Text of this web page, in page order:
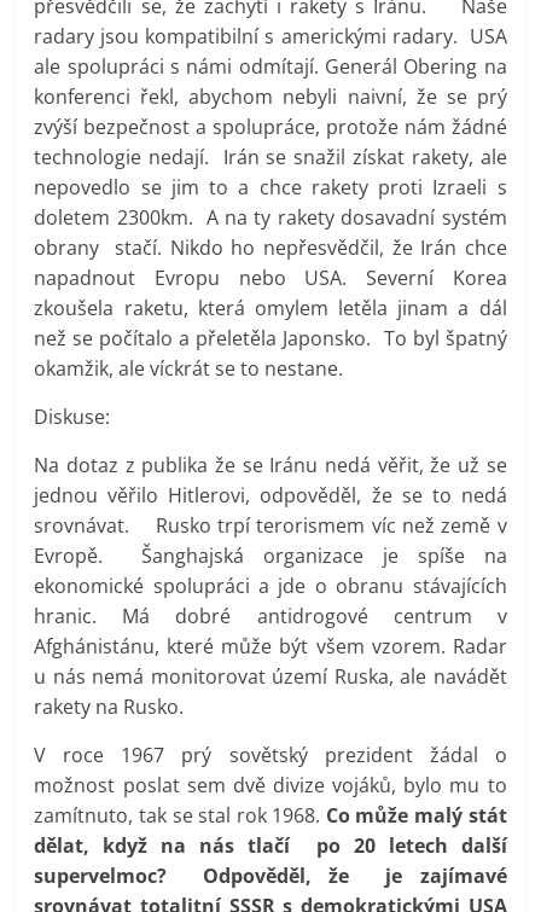
přesvědčili se, že zachytí i rakety s Iránu. Naše
radary jsou kompatibilní s americkými radary. USA
ale spolupráci s námi odmítají. Generál Obering na
konferenci řekl, abychom nebyli naivní, že se prý
zvýší bezpečnost a spolupráce, protože nám žádné
technologie nedají. Irán se snažil získat rakety, ale
nepovedlo se jim to a chce rakety proti Izraeli s
doletem 2300km. A na ty rakety dosavadní systém
obrany stačí. Nikdo ho nepřesvědčil, že Irán chce
napadnout Evropu nebo USA. Severní Korea
zkoušela raketu, která omylem letěla jinam a dál
než se počítalo a přeletěla Japonsko. To byl špatný
okamžik, ale víckrát se to nestane.
Diskuse:
Na dotaz z publika že se Iránu nedá věřit, že už se
jednou věřilo Hitlerovi, odpověděl, že se to nedá
srovnávat. Rusko trpí terorismem víc než země v
Evropě. Šanghajská organizace je spíše na
ekonomické spolupráci a jde o obranu stávajících
hranic. Má dobré antidrogové centrum v
Afghánistánu, které může být všem vzorem. Radar
u nás nemá monitorovat území Ruska, ale navádět
rakety na Rusko.
V roce 1967 prý sovětský prezident žádal o
možnost poslat sem dvě divize vojáků, bylo mu to
zamítnuto, tak se stal rok 1968. Co může malý stát
dělat, když na nás tlačí po 20 letech další
supervelmoc? Odpověděl, že je zajímavé
srovnávat totalitní SSSR s demokratickými USA